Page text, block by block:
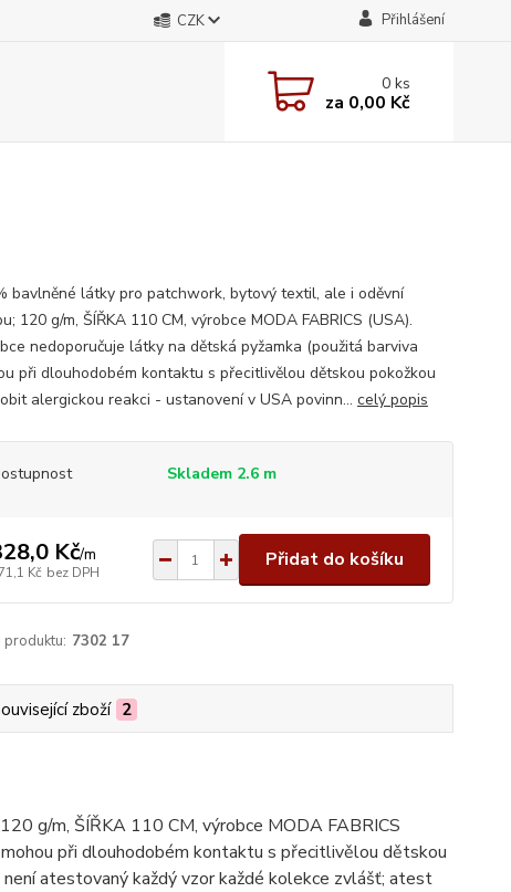
CZK Přihlášení
0ks
za 0,00 Kč
bavlněné látky pro patchwork, bytový textil, ale i oděvní
120 g/m, ŠÍŘKA 110 CM, výrobce MODA FABRICS (USA).
nedoporučuje látky na dětská pyžamka (použitá barviva
při dlouhodobém kontaktu s přecitlivělou dětskou pokožkou
alergickou reakci - ustanovení v USA povinn... celý popis
Skladem 2.6 m
Kč/m
Kč bez DPH
Přidat do košíku
7302 17
zboží 2
g/m, ŠÍŘKA 110 CM, výrobce MODA FABRICS
při dlouhodobém kontaktu s přecitlivělou dětskou
atestovaný každý vzor každé kolekce zvlášť; atest